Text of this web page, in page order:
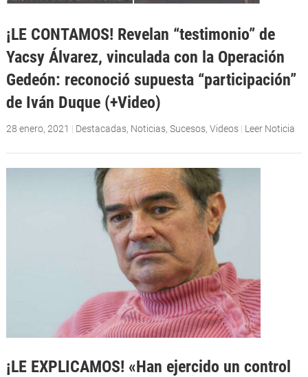
¡LE CONTAMOS! Revelan “testimonio” de
Yacsy Álvarez, vinculada con la Operación
Gedeón: reconoció supuesta “participación”
de Iván Duque (+Video)
28 enero, 2021 | Destacadas, Noticias, Sucesos, Videos | Leer Noticia
¡LE EXPLICAMOS! «Han ejercido un control